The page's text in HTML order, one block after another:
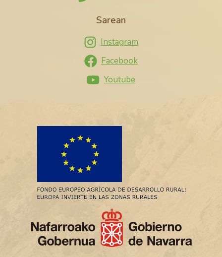
Sarean
Instagram
Facebook
Youtube